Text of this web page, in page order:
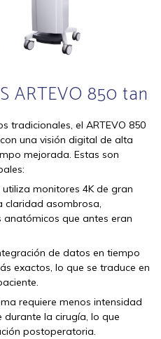
ARTEVO 850 tan
tradicionales, el ARTEVO 850
una visión digital de alta
mejorada. Estas son
utiliza monitores 4K de gran
claridad asombrosa,
que antes eran
de datos en tiempo
exactos, lo que se traduce en
requiere menos intensidad
durante la cirugía, lo que
postoperatoria.